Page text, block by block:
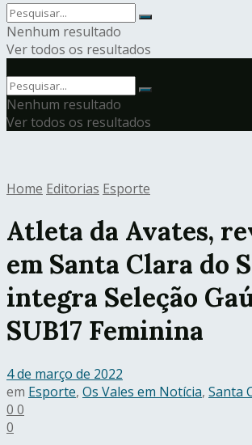
Nenhum resultado
Ver todos os resultados
Nenhum resultado
Ver todos os resultados
Home Editorias Esporte
Atleta da Avates,
em Santa Clara do
integra Seleção
SUB17 Feminina
4 de março de 2022
em Esporte, Os Vales em Notícia, Santa
0 0
0